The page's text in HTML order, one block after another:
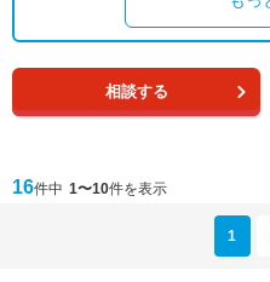
相談する
16件中 1〜10件を表示
1